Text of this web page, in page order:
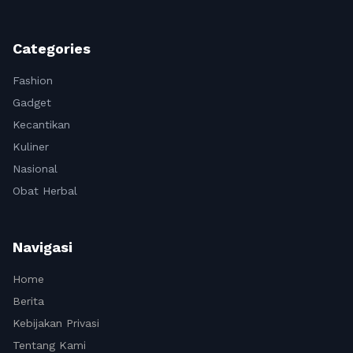
Categories
Fashion
Gadget
Kecantikan
Kuliner
Nasional
Obat Herbal
Navigasi
Home
Berita
Kebijakan Privasi
Tentang Kami